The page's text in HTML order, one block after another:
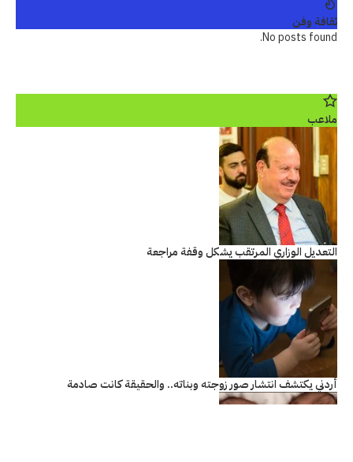
ثقافة وفن
No posts found.
ملاعب
التعديل الوزاري المرتقب يشكل وقفة مراجعة
أردني يكتشف انتشار صور زوجته وبناته.. والحقيقة كانت صادمة